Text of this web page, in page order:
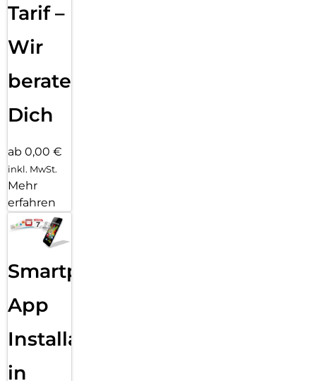
Tarif –
Wir
beraten
Dich
ab 0,00 €
inkl. MwSt.
Mehr
erfahren
Smartphone
App
Installation
in